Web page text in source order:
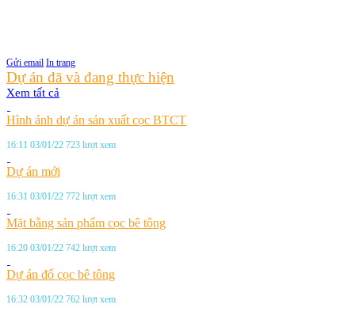
Gửi email In trang
Dự án đã và đang thực hiện
Xem tất cả
Hình ảnh dự án sản xuất cọc BTCT
16:11 03/01/22 723 lượt xem
Dự án mới
16:31 03/01/22 772 lượt xem
Mặt bằng sản phẩm cọc bê tông
16:20 03/01/22 742 lượt xem
Dự án đổ cọc bê tông
16:32 03/01/22 762 lượt xem